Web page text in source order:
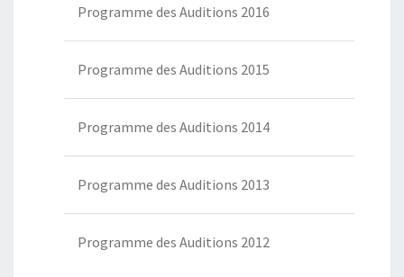
Programme des Auditions 2016
Programme des Auditions 2015
Programme des Auditions 2014
Programme des Auditions 2013
Programme des Auditions 2012